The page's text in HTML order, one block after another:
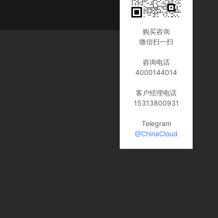
购买咨询
微信扫一扫
咨询电话
4000144014
客户经理电话
15313800931
Telegram
@ChinaCloud